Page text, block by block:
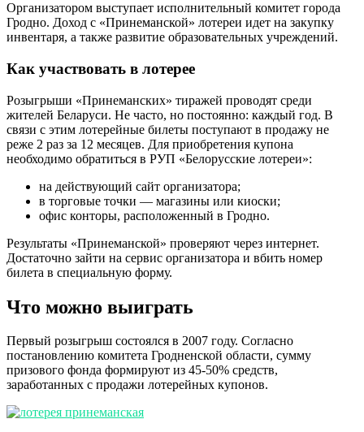
Организатором выступает исполнительный комитет города
Гродно. Доход с «Принеманской» лотереи идет на закупку
инвентаря, а также развитие образовательных учреждений.
Как участвовать в лотерее
Розыгрыши «Принеманских» тиражей проводят среди
жителей Беларуси. Не часто, но постоянно: каждый год. В
связи с этим лотерейные билеты поступают в продажу не
реже 2 раз за 12 месяцев. Для приобретения купона
необходимо обратиться в РУП «Белорусские лотереи»:
на действующий сайт организатора;
в торговые точки — магазины или киоски;
офис конторы, расположенный в Гродно.
Результаты «Принеманской» проверяют через интернет.
Достаточно зайти на сервис организатора и вбить номер
билета в специальную форму.
Что можно выиграть
Первый розыгрыш состоялся в 2007 году. Согласно
постановлению комитета Гродненской области, сумму
призового фонда формируют из 45-50% средств,
заработанных с продажи лотерейных купонов.